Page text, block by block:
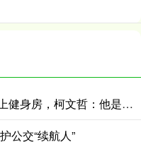
融金牛 吴乃仁被通缉期间遭爆上健身房，柯文哲：他是赖清德干爹，我怎跟他比
公交“续航人”